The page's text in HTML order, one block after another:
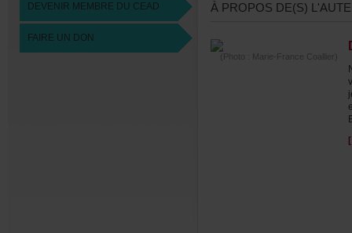
DEVENIRMEMBREDUCEAD
FAIREUNDON
(Photo:Marie-FranceCoallier)